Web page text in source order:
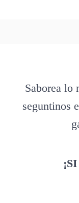
Saborea lo
seguntinos